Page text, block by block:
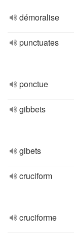
démoralise
punctuates
ponctue
gibbets
gibets
cruciform
cruciforme